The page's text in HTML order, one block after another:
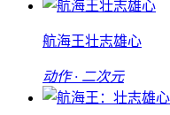
航海王壮志雄心
动作 · 二次元